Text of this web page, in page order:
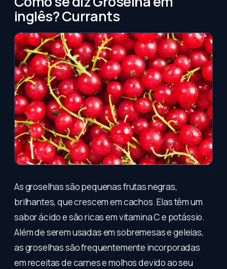
inglês? Currants
As groselhas são pequenas frutas negras,
brilhantes, que crescem em cachos. Elas têm um
sabor ácido e são ricas em vitamina C e potássio.
Além de serem usadas em sobremesas e geleias,
as groselhas são frequentemente incorporadas
em receitas de carnes e molhos devido ao seu